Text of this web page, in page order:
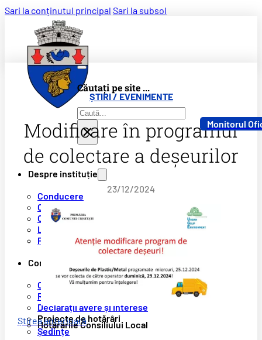
Sari la conținutul principal Sari la subsol
Căutați pe site ...
Caută
×
Despre instituție
Conducere
Compartimente
Organizare
Legislație
Programe și strategii
Consiliul Local
Componență
Rapoarte de activitate
Declarații avere și interese
Proiecte de hotărâri
Hotărârile Consiliului Local
Ședințe
Monitorul
ȘTIRI / EVENIMENTE
Modificare în programul
de colectare a deșeurilor
23/12/2024
Știrea anterioară